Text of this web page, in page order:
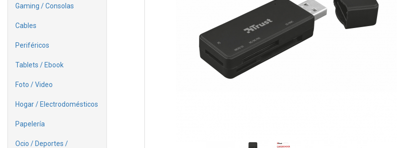
Gaming / Consolas
Cables
Periféricos
Tablets / Ebook
Foto / Video
Hogar / Electrodomésticos
Papelería
Ocio / Deportes /